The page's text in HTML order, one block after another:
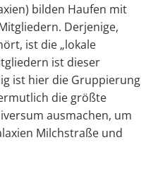
bilden Haufen mit
Derjenige,
ist die „lokale
ist dieser
ist hier die Gruppierung
die größte
ausmachen, um
Milchstraße und